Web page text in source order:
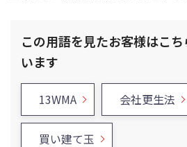
この用語を見たお客様はこ
います
13WMA 会社更生法
買い建て玉